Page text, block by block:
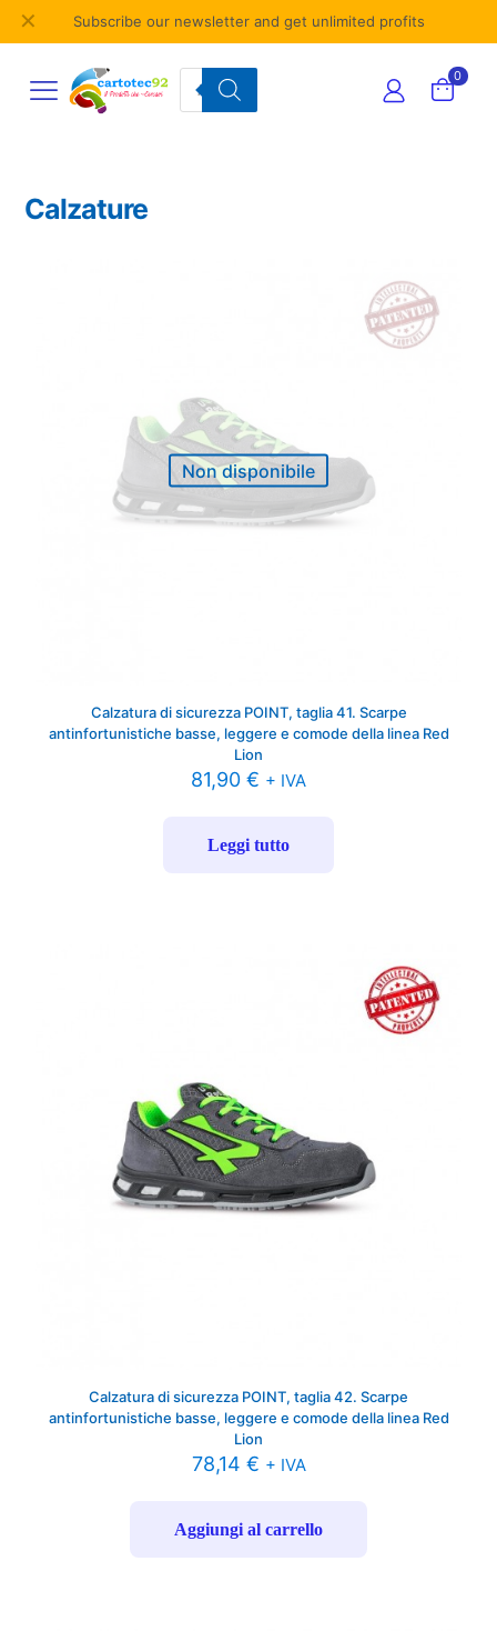
Subscribe our newsletter and get unlimited profits
✕
Products
search
0
Calzature
Non disponibile
Calzatura di sicurezza POINT, taglia 41. Scarpe
antinfortunistiche basse, leggere e comode della linea Red
Lion
81,90 € + IVA
Leggi tutto
Calzatura di sicurezza POINT, taglia 42. Scarpe
antinfortunistiche basse, leggere e comode della linea Red
Lion
78,14 € + IVA
Aggiungi al carrello